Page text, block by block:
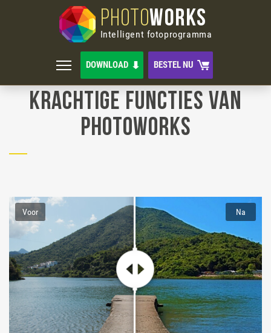
PHOTOWORKS
Intelligent fotoprogramma
DOWNLOAD BESTEL NU
Krachtige Functies van
PhotoWorks
Voor Na